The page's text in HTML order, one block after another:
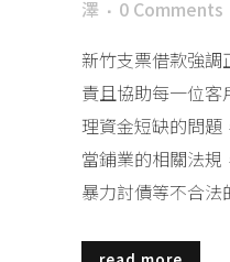
澤
0 Comments
新竹支票借款強調
責且協助每一位
理資金短缺的問題
當鋪業的相關法
暴力討債等不合法